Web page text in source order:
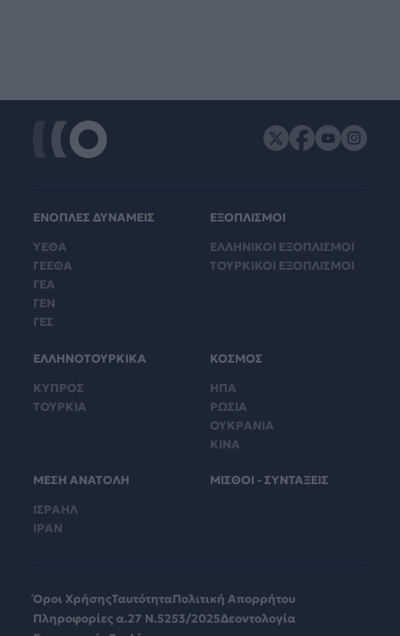
ΕΝΟΠΛΕΣ ΔΥΝΑΜΕΙΣ
ΥΕΘΑ
ΓΕΕΘΑ
ΓΕΑ
ΓΕΝ
ΓΕΣ
ΕΞΟΠΛΙΣΜΟΙ
ΕΛΛΗΝΙΚΟΙ ΕΞΟΠΛΙΣΜΟΙ
ΤΟΥΡΚΙΚΟΙ ΕΞΟΠΛΙΣΜΟΙ
ΕΛΛΗΝΟΤΟΥΡΚΙΚΑ
ΚΥΠΡΟΣ
ΤΟΥΡΚΙΑ
ΚΟΣΜΟΣ
ΗΠΑ
ΡΩΣΙΑ
ΟΥΚΡΑΝΙΑ
ΚΙΝΑ
ΜΕΣΗ ΑΝΑΤΟΛΗ
ΙΣΡΑΗΛ
ΙΡΑΝ
ΜΙΣΘΟΙ - ΣΥΝΤΑΞΕΙΣ
Όροι ΧρήσηςΤαυτότηταΠολιτική Απορρήτου
Πληροφορίες α.27 Ν.5253/2025Δεοντολογία